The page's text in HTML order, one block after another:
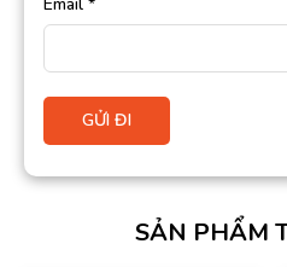
SẢN PHẨM